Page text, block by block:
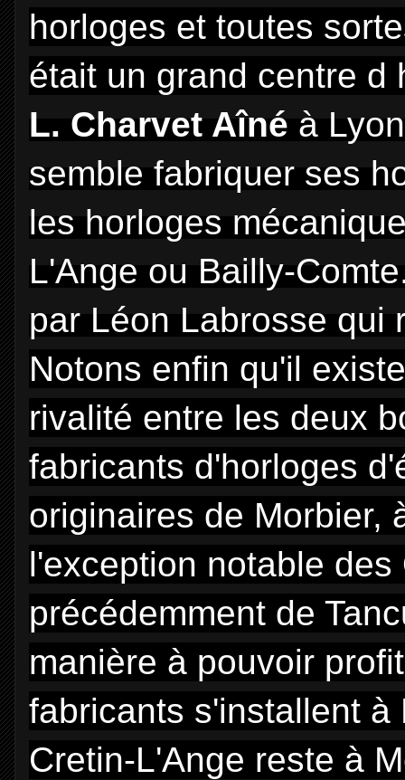
horloges et toutes
était un grand centre d
L. Charvet Aîné à
semble fabriquer ses
les horloges
L'Ange ou Bailly-
par Léon Labrosse qui
Notons enfin qu'il
rivalité entre les deux
fabricants d'horloges
originaires de Morbier,
l'exception notable
précédemment de
manière à pouvoir
fabricants s'installent
Cretin-L'Ange reste à